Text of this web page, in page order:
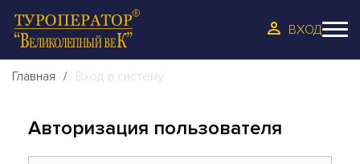
ВХОД
Главная Вход в систему
Авторизация пользователя